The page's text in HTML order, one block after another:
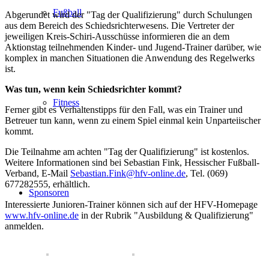
Fußball
Fitness
Sponsoren
Abgerundet wird der "Tag der Qualifizierung" durch Schulungen
aus dem Bereich des Schiedsrichterwesens. Die Vertreter der
jeweiligen Kreis-Schiri-Ausschüsse informieren die an dem
Aktionstag teilnehmenden Kinder- und Jugend-Trainer darüber, wie
komplex in manchen Situationen die Anwendung des Regelwerks
ist.
Was tun, wenn kein Schiedsrichter kommt?
Ferner gibt es Verhaltenstipps für den Fall, was ein Trainer und
Betreuer tun kann, wenn zu einem Spiel einmal kein Unparteiischer
kommt.
Die Teilnahme am achten "Tag der Qualifizierung" ist kostenlos.
Weitere Informationen sind bei Sebastian Fink, Hessischer Fußball-
Verband, E-Mail Sebastian.Fink@hfv-online.de, Tel. (069)
677282555, erhältlich.
Interessierte Junioren-Trainer können sich auf der HFV-Homepage
www.hfv-online.de in der Rubrik "Ausbildung & Qualifizierung"
anmelden.